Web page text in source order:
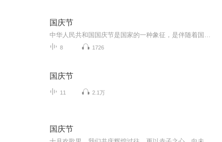
国庆节
8 1726
国庆节
11 2.1万
国庆节